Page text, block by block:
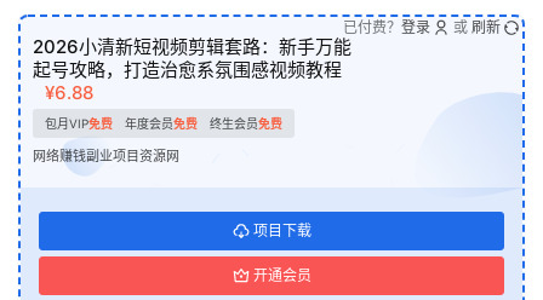
2026小清新短视频剪辑套路：新手万能
起号攻略，打造治愈系氛围感视频教程
¥6.88
包月VIP免费 年度会员免费 终生会员免费
网络赚钱副业项目资源网
项目下载
开通会员
已付费？ 登录 或 刷新